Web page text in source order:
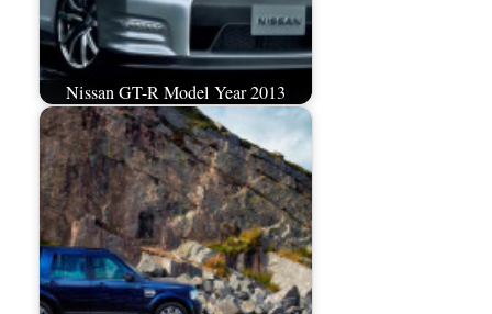
Nissan GT-R Model Year 2013